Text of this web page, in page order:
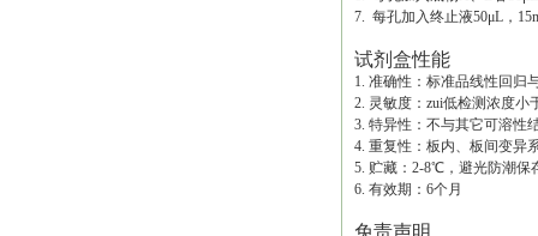
7. 每孔加入终止液50μL，
试剂盒性能
1. 准确性：标准品线性回归
2. 灵敏度：zui低检测浓度小
3. 特异性：不与其它可溶性
4. 重复性：板内、板间变异
5. 贮藏：2-8℃，避光防潮保
6. 有效期：6个月
免责声明